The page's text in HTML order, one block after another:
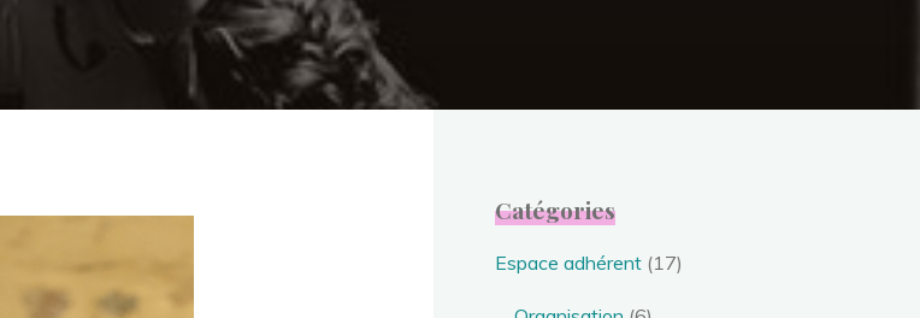
Catégories
Espace adhérent (17)